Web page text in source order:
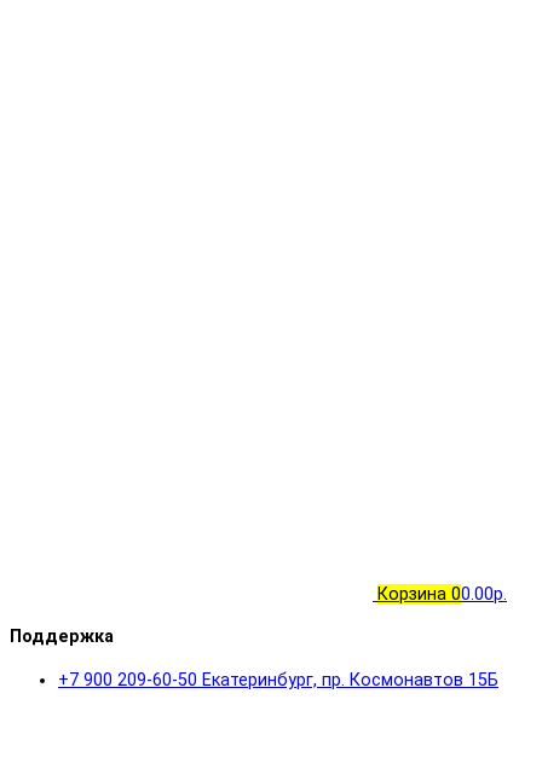
Корзина 00.00р.
Поддержка
+7 900 209-60-50 Екатеринбург, пр. Космонавтов 15Б